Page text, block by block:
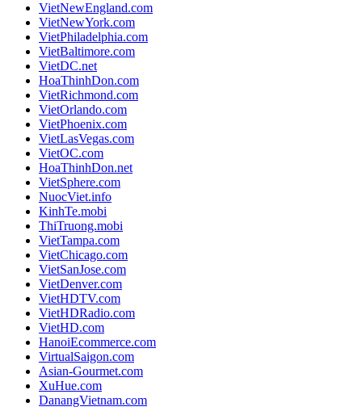
VietNewEngland.com
VietNewYork.com
VietPhiladelphia.com
VietBaltimore.com
VietDC.net
HoaThinhDon.com
VietRichmond.com
VietOrlando.com
VietPhoenix.com
VietLasVegas.com
VietOC.com
HoaThinhDon.net
VietSphere.com
NuocViet.info
KinhTe.mobi
ThiTruong.mobi
VietTampa.com
VietChicago.com
VietSanJose.com
VietDenver.com
VietHDTV.com
VietHDRadio.com
VietHD.com
HanoiEcommerce.com
VirtualSaigon.com
Asian-Gourmet.com
XuHue.com
DanangVietnam.com